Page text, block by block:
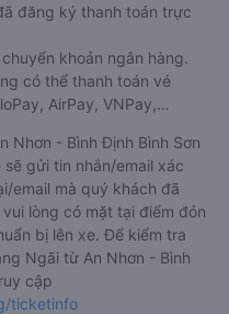
đăng ký thanh toán trực
khoản ngân hàng.
có thể thanh toán vé
AirPay, VNPay,…
Nhơn - Bình Định Bình Sơn
gửi tin nhắn/email xác
email mà quý khách đã
lòng có mặt tại điểm đón
bị lên xe. Để kiểm tra
Ngãi từ An Nhơn - Bình
cập
ticketinfo